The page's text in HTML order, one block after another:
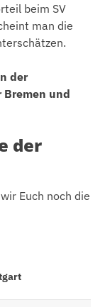
beim SV
man die
der
Bremen und
der
Euch noch die